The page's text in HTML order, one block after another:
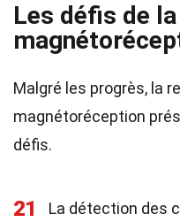
Les défis de
Malgré les progrès, la
magnétoréception
défis.
21
La détection des